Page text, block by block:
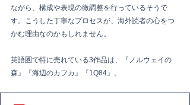
ながら、構成や表現の微調整を行っているそうで
す。こうした丁寧なプロセスが、海外読者の心をつ
かむ理由なのかもしれません。
英語圏で特に売れている3作品は、『ノルウェイの
森』『海辺のカフカ』『1Q84』。